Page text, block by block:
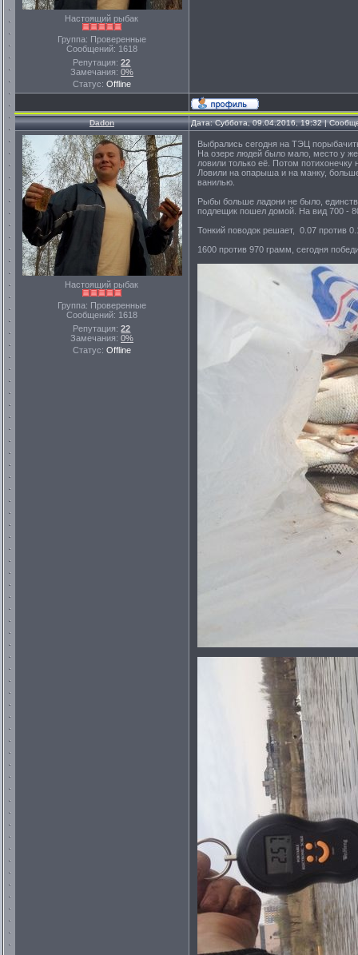
Настоящий рыбак
Группа: Проверенные
Сообщений: 1618
Репутация:22
Замечания: 0%
Статус: Offline
Dadon Дата: Суббота, 09.04.2016, 19:32 |
Настоящий рыбак
Группа: Проверенные
Сообщений: 1618
Репутация:22
Замечания: 0%
Статус: Offline
Выбрались сегодня на ТЭЦ
На озере людей было мало, место у
ловили только её. Потом потихонечку
Ловили на опарыша и на манку,
ванилью.
Рыбы больше ладони не было,
подлещик пошел домой. На вид 700 -
Тонкий поводок решает, 0.07 против
1600 против 970 грамм, сегодня